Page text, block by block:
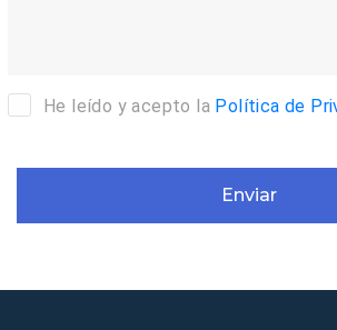
He leído y acepto la Política de
Enviar